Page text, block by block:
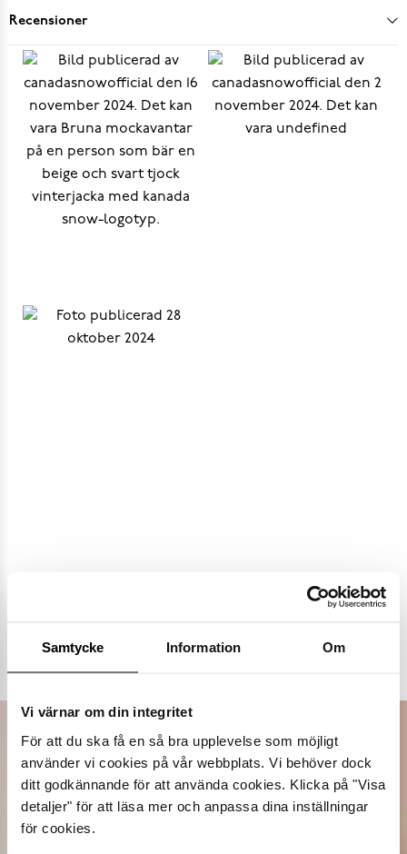
Samtycke Information Om
Vi värnar om din integritet
För att du ska få en så bra upplevelse som möjligt
använder vi cookies på vår webbplats. Vi behöver dock
ditt godkännande för att använda cookies. Klicka på "Visa
detaljer" för att läsa mer och anpassa dina inställningar
för cookies.
Recensioner